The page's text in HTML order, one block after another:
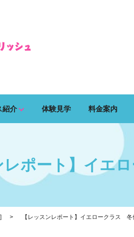
紹介 体験見学 料金案内
レポート】イエ
] 【レッスンレポート】イエロークラス 冬